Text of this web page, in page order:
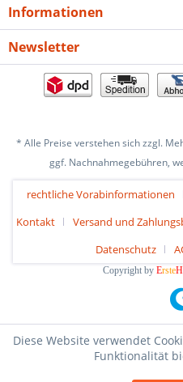
Informationen
Newsletter
* Alle Preise verstehen sich zzgl.
ggf. Nachnahmegebühren,
rechtliche Vorabinformationen
Kontakt
Versand und
Datenschutz
Copyright by ErsteH
Diese Website verwendet
Funktionalität